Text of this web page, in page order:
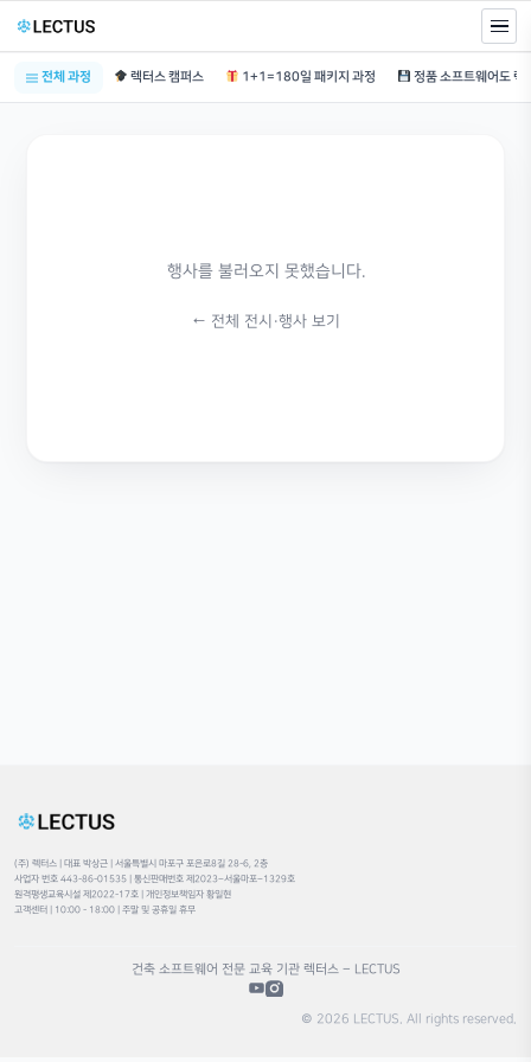
전체 과정 렉터스 캠퍼스 1+1=180일 패키지 과정
행사를 불러오지 못했습니다.
← 전체 전시·행사 보기